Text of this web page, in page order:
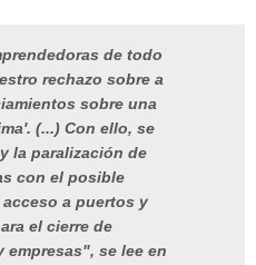
de todo
rechazo sobre a
sobre una
(...) Con ello, se
la paralización de
con el posible
a puertos y
el cierre de
empresas", se lee en